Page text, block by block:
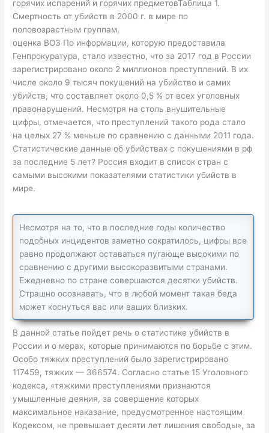
горячих испарений и горячих предметовТаблица 1.
Смертность от убийств в 2000 г. в мире по
половозрастным группам,
оценка ВОЗ По информации, которую предоставила
Генпрокуратура, стало известно, что за 2017 год в России
зарегистрировано около 2 миллионов преступлений. В их
числе около 9 тысяч покушений на убийство и самих
убийств, что составляет около 0,5 % от всех уголовных
правонарушений. Несмотря на столь внушительные
цифры, отмечается, что преступлений такого рода стало
на целых 27 % меньше по сравнению с данными 2011 года.
Статистические данные об убийствах с покушениями в рф
за последние 5 лет? Россия входит в список стран с
самыми высокими показателями статистики убийств в
мире.
Несмотря на то, что в последние годы количество
подобных инцидентов заметно сократилось, цифры все
равно продолжают оставаться пугающе высокими по
сравнению с другими высокоразвитыми странами.
Ежедневно по стране совершаются десятки убийств.
Страшно осознавать, что в любой момент такая беда
может коснуться вас или ваших близких.
В данной статье пойдет речь о статистике убийств в
России и о мерах, которые принимаются по борьбе с этим.
Особо тяжких преступлений было зарегистрировано
117459, тяжких — 366574. Согласно статье 15 Уголовного
кодекса, «тяжкими преступлениями признаются
умышленные деяния, за совершение которых
максимальное наказание, предусмотренное настоящим
Кодексом, не превышает десяти лет лишения свободы», за